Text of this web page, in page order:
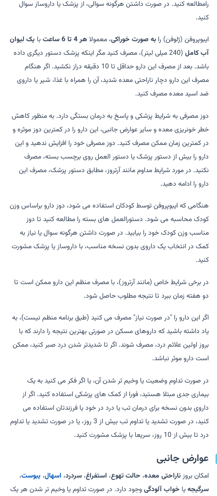
رامطالعه کنید. در صورت داشتن هرگونه سوالی، از پزشک یا داروساز سوال
کنید.
ایبوپروفن (ژلوفن) رابه صورت خوراکی، معمولاهر 4 تا 6 ساعت با یک لیوان
آب کامل
(240 میلی لیتر)، مصرف کنید مگر اینکه پزشک دستور دیگری داده
باشد. بعد از مصرف این دارو حداقل تا 10 دقیقه دراز نکشید. اگر هنگام
مصرف این دارو دچار ناراحتی معده شدید، آن را همراه با غذا، شیر یا داروی
ضد اسید معده مصرف کنید.
دوز مصرفی به شرایط پزشکی و پاسخ به درمان بستگی دارد. به منظور کاهش
خطر خونریزی معده و سایر عوارض جانبی، این دارو را در کمترین دوز موثره و
در کمترین زمان ممکن مصرف کنید. دوز مصرفی خود را افزایش ندهید و این
دارو را بیش از دستور پزشک یا دستور العمل روی برچسب بسته، مصرف
نکنید. در مورد شرایط مداوم مانند آرتروز، مطابق دستور پزشک، مصرف این
دارو را ادامه دهید.
هنگامی که ایبوپروفن توسط کودکان استفاده می شود، دوز دارو براساس وزن
کودک محاسبه می شود. دستورالعمل های بسته را مطالعه کنید تا دوز
مناسب وزن کودک خود را بیابید. در صورت داشتن هرگونه سوال یا نیاز به
کمک در انتخاب یک داروی بدون نسخه مناسب، با داروساز یا پزشک مشورت
کنید.
در برخی شرایط خاص (مانند آرتروز)، با مصرف منظم این دارو ممکن است تا
دو هفته زمان ببرد تا نتیجه مطلوب حاصل شود.
اگر این دارو را "در صورت نیاز" مصرف می کنید (طبق برنامه منظم نیست)، به
یاد داشته باشید که داروهای مسکن در صورتی بهترین نتیجه را دارند که با
بروز اولین علائم درد، مصرف شوند. اگر تا شدیدتر شدن درد صبر کنید، ممکن
است دارو موثر نباشد.
در صورت تداوم وضعیت یا وخیم تر شدن آن، یا اگر فکر می کنید به یک
بیماری جدی مبتلا هستید، فورا از کمک های پزشکی استفاده کنید. اگر از
داروی بدون نسخه برای درمان تب یا درد در خود یا فرزندتان استفاده می
کنید، در صورت تشدید یا تداوم تب بیش از 3 روز، یا در صورت تشدید یا تداوم
درد تا بیش از 10 روز، سریعا با پزشک مشورت کنید.
عوارض جانبی
امکان بروزناراحتی معده، حالت تهوع، استفراغ،سردرد، اسهال، یبوست،
سرگیجهیا خواب آلودگیوجود دارد. در صورت تداوم یا وخیم تر شدن هر یک